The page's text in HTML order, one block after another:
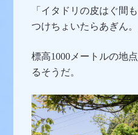
「イタドリの皮はぐ間
つけちょいたらあぎん。
標高1000メートルの地
るそうだ。